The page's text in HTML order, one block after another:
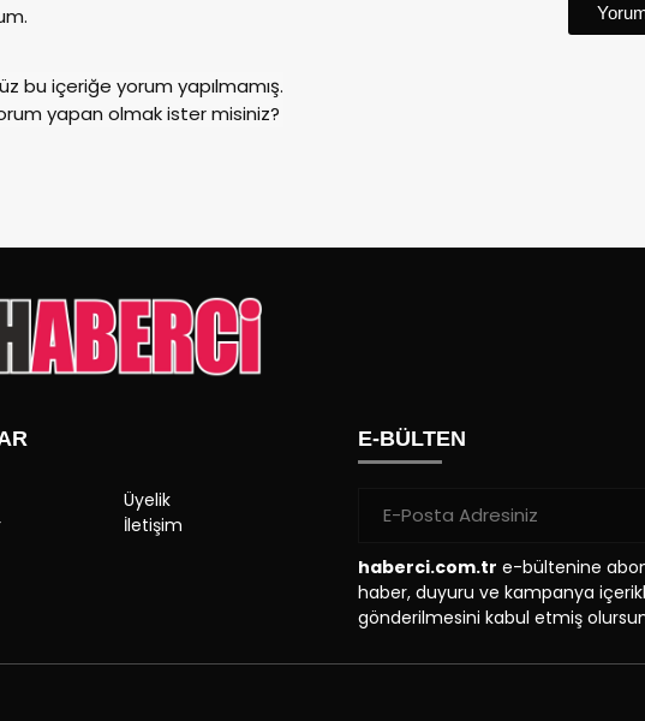
bu içeriğe yorum yapılmamış.
yapan olmak ister misiniz?
Üyelik
İletişim
E-BÜLTEN
haberci.com.tr e-bültenine
haber, duyuru ve kampanya
gönderilmesini kabul etmiş